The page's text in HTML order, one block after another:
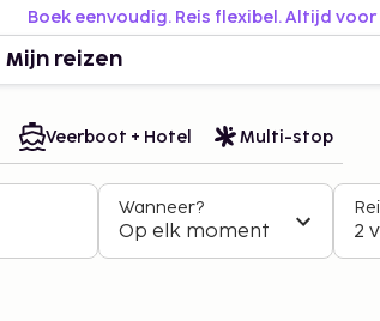
Boek eenvoudig. Reis flexibel. Altijd
Mijn reizen
Veerboot + Hotel Multi-stop
Wanneer?
Op elk moment 2